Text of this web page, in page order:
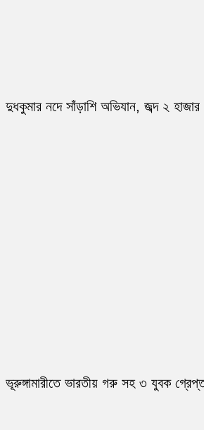
দুধকুমার নদে সাঁড়াশি অভিযান, জব্দ ২
ভূরুঙ্গামারীতে ভারতীয় গরু সহ ৩ যুবক